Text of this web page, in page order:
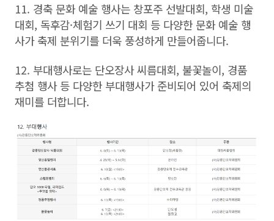
11. 경축 문화 예술 행사는 창포주 선발대회, 학생 미술
대회, 독후감·체험기 쓰기 대회 등 다양한 문화 예술 행
사가 축제 분위기를 더욱 풍성하게 만들어줍니다.
12. 부대행사로는 단오장사 씨름대회, 불꽃놀이, 경품
추첨 행사 등 다양한 부대행사가 준비되어 있어 축제의
재미를 더합니다.